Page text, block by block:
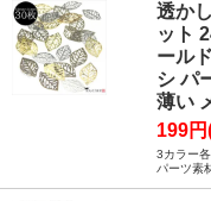
透か
ット
ール
シ パ
薄い
199
3カラー
パーツ素